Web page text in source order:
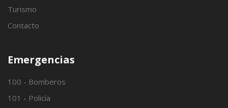
Turismo
Contacto
Emergencias
100 - Bomberos
101 - Policía